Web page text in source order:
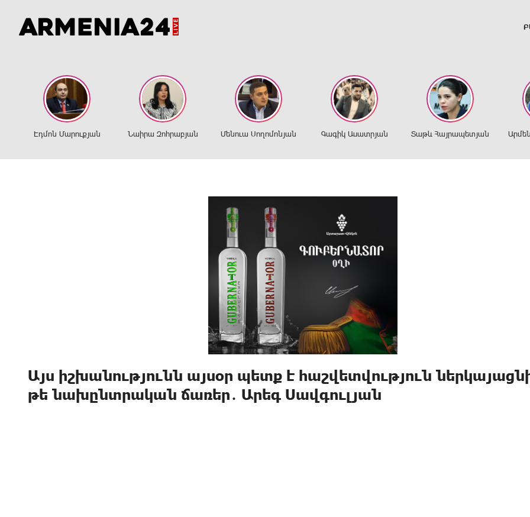
Էդմոն Մարուքյան Նաիրա Զոհրաբյան Մենուա Սողոմոնյան Գագիկ Ասատրյան Տաթև Հայրապետյան
Այս իշխանությունն այսօր պետք է հաշվետվություն
թե նախընտրական ճառեր․ Արեգ Սավգուլյան